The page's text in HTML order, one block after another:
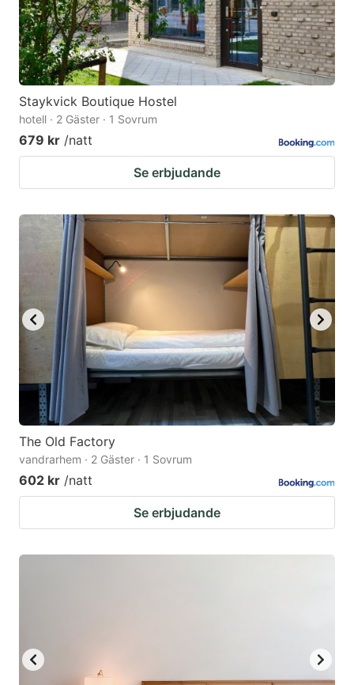
Staykvick Boutique Hostel
hotell · 2 Gäster · 1 Sovrum
679 kr /natt
Se erbjudande
The Old Factory
vandrarhem · 2 Gäster · 1 Sovrum
602 kr /natt
Se erbjudande